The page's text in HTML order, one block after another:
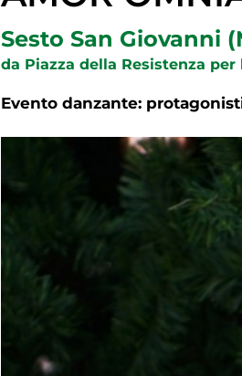
Sesto San Giovanni
da Piazza della Resistenza
Evento danzante: